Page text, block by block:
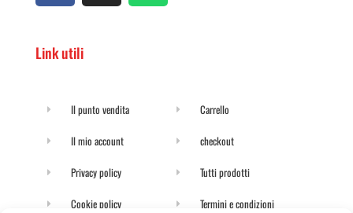
Link utili
Il punto vendita
Il mio account
Privacy policy
Cookie policy
Carrello
checkout
Tutti prodotti
Termini e condizioni